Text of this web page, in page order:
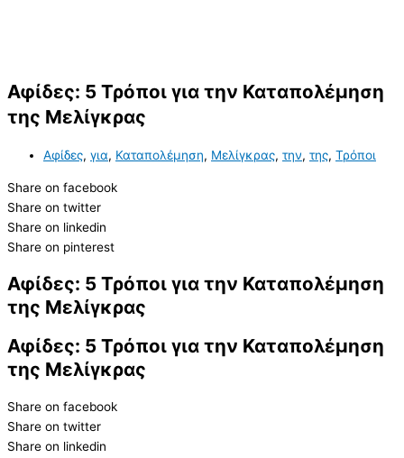
Αφίδες: 5 Τρόποι για την Καταπολέμηση
της Μελίγκρας
Αφίδες, για, Καταπολέμηση, Μελίγκρας, την, της, Τρόποι
Share on facebook
Share on twitter
Share on linkedin
Share on pinterest
Αφίδες: 5 Τρόποι για την Καταπολέμηση
της Μελίγκρας
Αφίδες: 5 Τρόποι για την Καταπολέμηση
της Μελίγκρας
Share on facebook
Share on twitter
Share on linkedin